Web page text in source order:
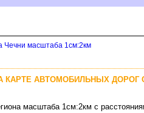
Чечни масштаба 1см:2км
КАРТЕ АВТОМОБИЛЬНЫХ ДОРОГ
масштаба 1см:2км с